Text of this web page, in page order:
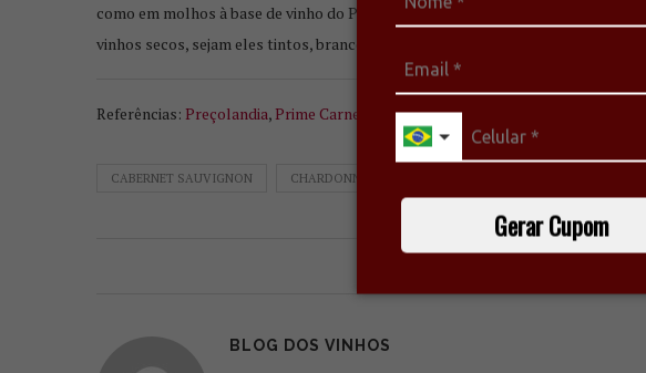
Gerar Cupom
como em molhos à base de vinho do Porto ou Marsala, além de sobremesas.
vinhos secos, sejam eles tintos, brancos ou rosés.
Referências: Preçolandia, Prime Carnes Vila Vinífera
CABERNET SAUVIGNON CHARDONNAY
BLOG DOS VINHOS